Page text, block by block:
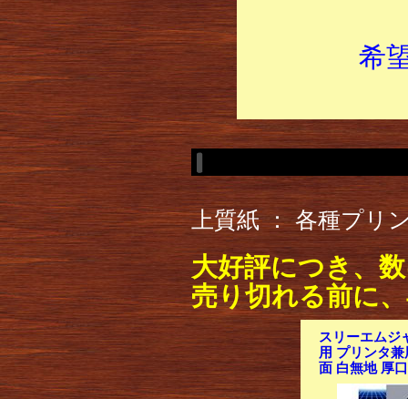
希
上質紙 ： 各種プリ
大好評につき、
売り切れる前に
スリーエムジ
用 プリンタ
面 白無地 厚